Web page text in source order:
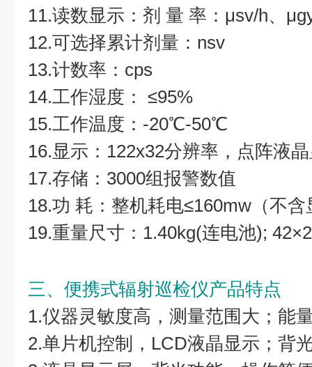
11.读数显示：剂 量 率：μsv/h、
12.可选择累计剂量：nsv
13.计数率：cps
14.工作湿度： ≤95%
15.工作温度：-20℃-50℃
16.显示：122x32分辨率，点阵液
17.存储：3000组报警数值
18.功 耗：整机耗电≤160mw（不
19.重量尺寸：1.40kg(连电池);
三、便携式辐射巡检仪产品特点
1.仪器灵敏度高，测量范围大；能
2.单片机控制，LCD液晶显示；背